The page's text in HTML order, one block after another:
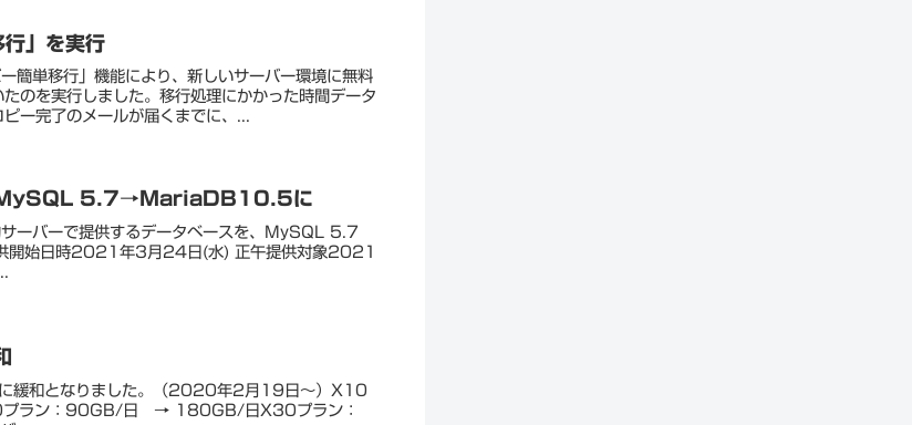
」を実行
簡単移行」機能により、新しいサーバー環境に無料
のを実行しました。移行処理にかかった時間データ
ー完了のメールが届くまでに、...
MySQL 5.7→MariaDB10.5に
ーバーで提供するデータベースを、MySQL 5.7
始日時2021年3月24日(水) 正午提供対象2021
に緩和となりました。（2020年2月19日～）X10
ラン：90GB/日 → 180GB/日X30プラン：